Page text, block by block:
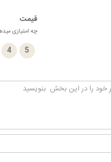
قیمت
چه امتیازی
4 5